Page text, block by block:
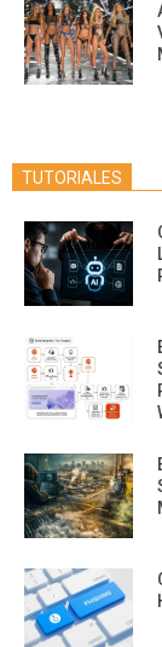
TUTORIALES